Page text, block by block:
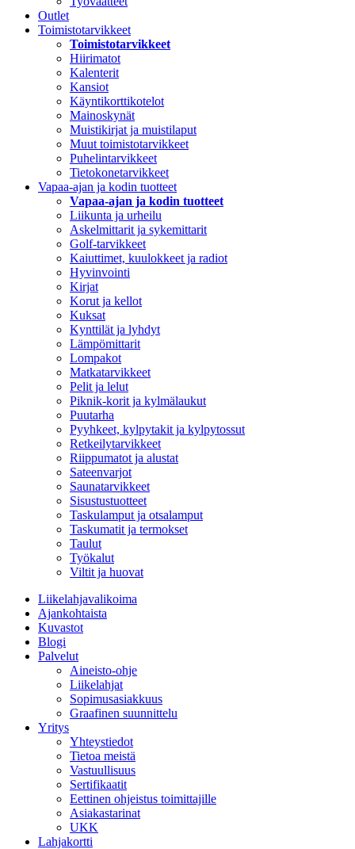
Outlet
Toimistotarvikkeet
Toimistotarvikkeet
Hiirimatot
Kalenterit
Kansiot
Käyntikorttikotelot
Mainoskynät
Muistikirjat ja muistilaput
Muut toimistotarvikkeet
Puhelintarvikkeet
Tietokonetarvikkeet
Vapaa-ajan ja kodin tuotteet
Vapaa-ajan ja kodin tuotteet
Liikunta ja urheilu
Askelmittarit ja sykemittarit
Golf-tarvikkeet
Kaiuttimet, kuulokkeet ja radiot
Hyvinvointi
Kirjat
Korut ja kellot
Kuksat
Kynttilät ja lyhdyt
Lämpömittarit
Lompakot
Matkatarvikkeet
Pelit ja lelut
Piknik-korit ja kylmälaukut
Puutarha
Pyyhkeet, kylpytakit ja kylpytossut
Retkeilytarvikkeet
Riippumatot ja alustat
Sateenvarjot
Saunatarvikkeet
Sisustustuotteet
Taskulamput ja otsalamput
Taskumatit ja termokset
Taulut
Työkalut
Viltit ja huovat
Liikelahjavalikoima
Ajankohtaista
Kuvastot
Blogi
Palvelut
Aineisto-ohje
Liikelahjat
Sopimusasiakkuus
Graafinen suunnittelu
Yritys
Yhteystiedot
Tietoa meistä
Vastuullisuus
Sertifikaatit
Eettinen ohjeistus toimittajille
Asiakastarinat
UKK
Lahjakortti